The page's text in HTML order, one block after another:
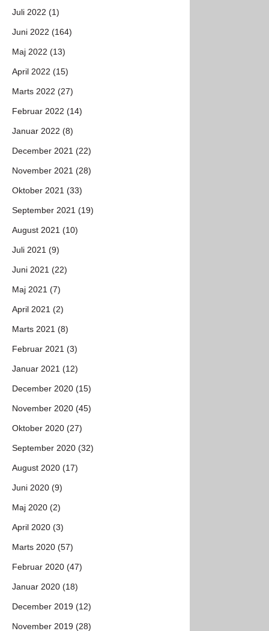
Juli 2022 (1)
Juni 2022 (164)
Maj 2022 (13)
April 2022 (15)
Marts 2022 (27)
Februar 2022 (14)
Januar 2022 (8)
December 2021 (22)
November 2021 (28)
Oktober 2021 (33)
September 2021 (19)
August 2021 (10)
Juli 2021 (9)
Juni 2021 (22)
Maj 2021 (7)
April 2021 (2)
Marts 2021 (8)
Februar 2021 (3)
Januar 2021 (12)
December 2020 (15)
November 2020 (45)
Oktober 2020 (27)
September 2020 (32)
August 2020 (17)
Juni 2020 (9)
Maj 2020 (2)
April 2020 (3)
Marts 2020 (57)
Februar 2020 (47)
Januar 2020 (18)
December 2019 (12)
November 2019 (28)